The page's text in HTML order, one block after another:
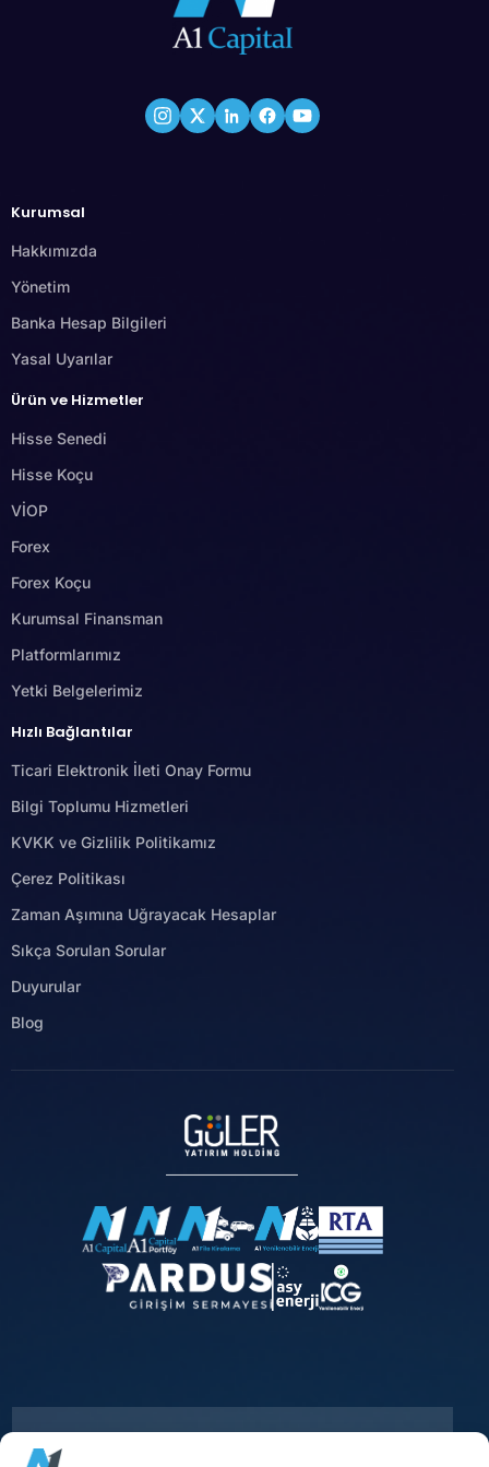
Kurumsal
Hakkımızda
Yönetim
Banka Hesap Bilgileri
Yasal Uyarılar
Ürün ve Hizmetler
Hisse Senedi
Hisse Koçu
VİOP
Forex
Forex Koçu
Kurumsal Finansman
Platformlarımız
Yetki Belgelerimiz
Hızlı Bağlantılar
Ticari Elektronik İleti Onay Formu
Bilgi Toplumu Hizmetleri
KVKK ve Gizlilik Politikamız
Çerez Politikası
Zaman Aşımına Uğrayacak Hesaplar
Sıkça Sorulan Sorular
Duyurular
Blog